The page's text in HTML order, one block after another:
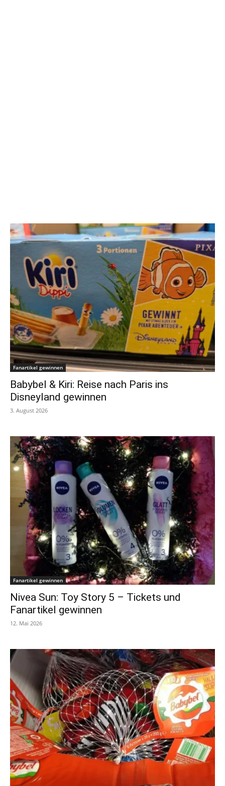
Fanartikel gewinnen
Babybel & Kiri: Reise nach Paris ins
Disneyland gewinnen
3. August 2026
Fanartikel gewinnen
Nivea Sun: Toy Story 5 – Tickets und
Fanartikel gewinnen
12. Mai 2026